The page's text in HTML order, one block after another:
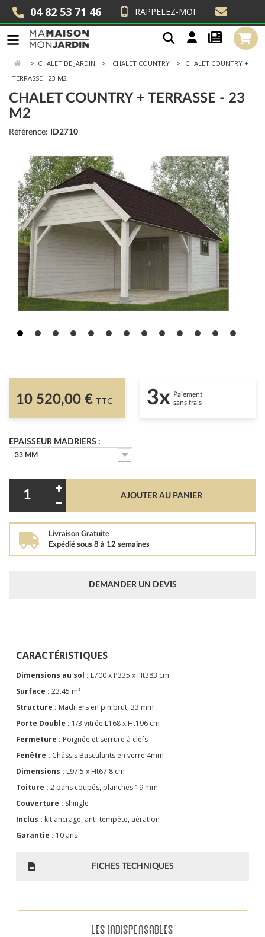
04 82 53 71 46 RAPPELEZ-MOI
> CHALET DE JARDIN CHALET COUNTRY
CHALET COUNTRY +
TERRASSE - 23 M2
CHALET COUNTRY + TERRASSE - 23
M2
Référence: ID2710
10 520,00 € TTC 3x Paiement
sans frais
EPAISSEUR MADRIERS :
33 MM
AJOUTER AU PANIER
Livraison Gratuite
Expédié sous 8 à 12 semaines
DEMANDER UN DEVIS
CARACTÉRISTIQUES
Dimensions au sol : L700 x P335 x Ht383 cm
Surface : 23.45 m²
Structure : Madriers en pin brut, 33 mm
Porte Double : 1/3 vitrée L168 x Ht196 cm
Fermeture : Poignée et serrure à clefs
Fenêtre : Châssis Basculants en verre 4mm
Dimensions : L97.5 x Ht67.8 cm
Toiture : 2 pans coupés, planches 19 mm
Couverture : Shingle
Inclus : kit ancrage, anti-tempête, aération
Garantie : 10 ans
FICHES TECHNIQUES
LES INDISPENSABLES